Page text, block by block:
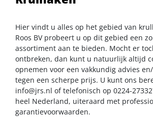
Hier vindt u alles op het gebied van
Roos BV probeert u op dit gebied een
assortiment aan te bieden. Mocht er
ontbreken, dan kunt u natuurlijk altijd
opnemen voor een vakkundig advies
tegen een scherpe prijs. U kunt ons
info@jrs.nl of telefonisch op 0224-
heel Nederland, uiteraard met
garantievoorwaarden.